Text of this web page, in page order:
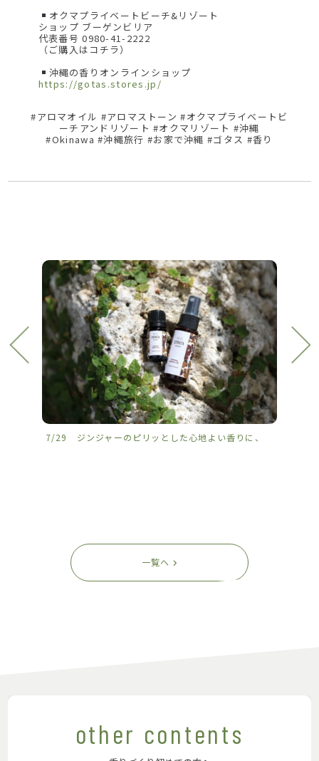
オクマプライベートビーチ&リゾート
ショップ ブーゲンビリア
代表番号 0980-41-2222
（ご購入はコチラ）
沖縄の香りオンラインショップ
https://gotas.stores.jp/
#アロマオイル #アロマストーン #オクマプライベートビ
ーチアンドリゾート #オクマリゾート #沖縄
#Okinawa #沖縄旅行 #お家で沖縄 #ゴタス #香り
7/29 ジンジャーのピリッとした心地よい香りに、
一覧へ
other contents